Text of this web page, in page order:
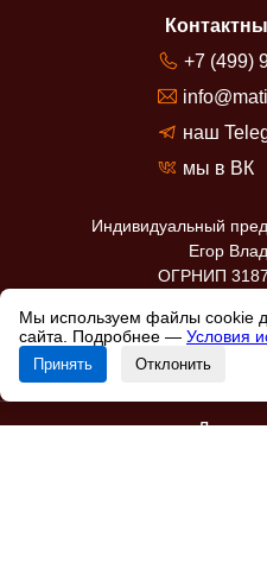
мы в ВК
наш
+7 (499)
Индивидуальный
Егор
ОГРНИП
Юр. адрес: 358000,
г. Элиста ул. им
Мы используем файлы cookie
сайта. Подробнее — Условия
Принять Отклонить